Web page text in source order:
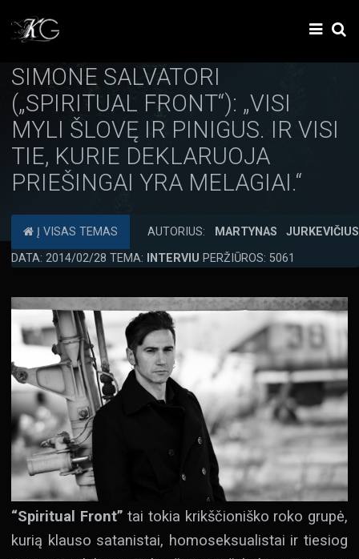
SIMONE SALVATORI
(„SPIRITUAL FRONT“): „VISI
MYLI ŠLOVĘ IR PINIGUS. IR VISI
TIE, KURIE DEKLARUOJA
PRIEŠINGAI YRA MELAGIAI.“
Į VISAS TEMAS AUTORIUS:
MARTYNAS JURKEVIČIUS
DATA: 2014/02/28 TEMA:
INTERVIU PERŽIŪROS: 5061
“Spiritual Front” tai tokia krikščioniško roko grupė,
kurią klauso satanistai, homoseksualistai ir tiesiog